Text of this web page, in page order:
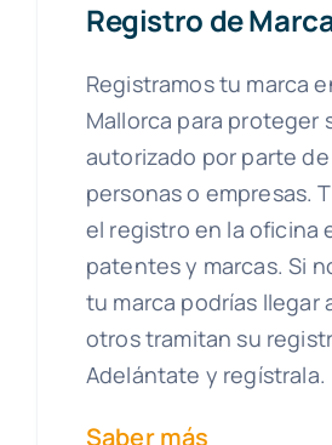
Registro de
Registramos tu marca
Mallorca para proteger
autorizado por parte
personas o empresas.
el registro en la oficina
patentes y marcas. Si
tu marca podrías llegar
otros tramitan su
Adelántate y regístrala.
Saber más